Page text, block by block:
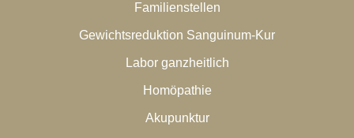
Familienstellen
Gewichtsreduktion Sanguinum-Kur
Labor ganzheitlich
Homöpathie
Akupunktur